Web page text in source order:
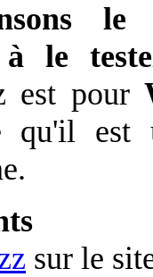
à le
est pour
qu'il est
sur le